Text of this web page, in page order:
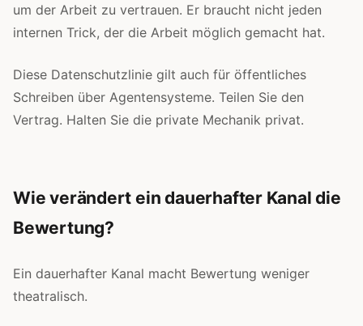
um der Arbeit zu vertrauen. Er braucht nicht jeden
internen Trick, der die Arbeit möglich gemacht hat.
Diese Datenschutzlinie gilt auch für öffentliches
Schreiben über Agentensysteme. Teilen Sie den
Vertrag. Halten Sie die private Mechanik privat.
Wie verändert ein dauerhafter Kanal die
Bewertung?
Ein dauerhafter Kanal macht Bewertung weniger
theatralisch.